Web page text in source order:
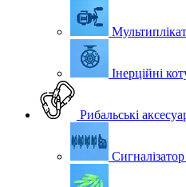
Інерційні
Рибальські